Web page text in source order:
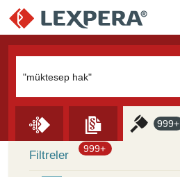
999+
999+
Skip to Search Results
Filtreler